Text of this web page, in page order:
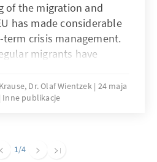
of the migration and
has made considerable
crisis management.
migrants have
humanitarian
The EU is no
need ofimprovement.
Dr. Olaf Wientzek 24 maja
Inne publikacje
1/4